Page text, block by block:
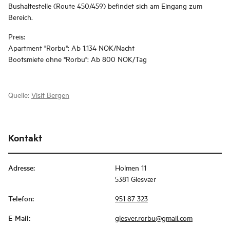
Bushaltestelle (Route 450/459) befindet sich am Eingang zum
Bereich.
Preis:
Apartment "Rorbu": Ab 1.134 NOK/Nacht
Bootsmiete ohne "Rorbu": Ab 800 NOK/Tag
Quelle: Visit Bergen
Kontakt
Adresse:
Holmen 11
5381 Glesvær
Telefon: 951 87 323
E-Mail: glesver.rorbu@gmail.com